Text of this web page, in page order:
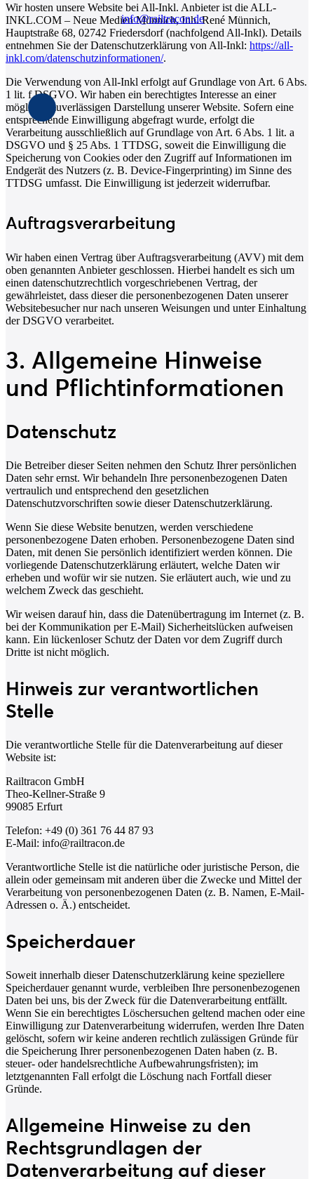
info@railtracon.de
Wir hosten unsere Website bei All-Inkl. Anbieter ist die ALL-
INKL.COM – Neue Medien Münnich, Inh. René Münnich,
Hauptstraße 68, 02742 Friedersdorf (nachfolgend All-Inkl). Details
entnehmen Sie der Datenschutzerklärung von All-Inkl: https://all-
inkl.com/datenschutzinformationen/.
Die Verwendung von All-Inkl erfolgt auf Grundlage von Art. 6 Abs.
1 lit. f DSGVO. Wir haben ein berechtigtes Interesse an einer
möglichst zuverlässigen Darstellung unserer Website. Sofern eine
entsprechende Einwilligung abgefragt wurde, erfolgt die
Verarbeitung ausschließlich auf Grundlage von Art. 6 Abs. 1 lit. a
DSGVO und § 25 Abs. 1 TTDSG, soweit die Einwilligung die
Speicherung von Cookies oder den Zugriff auf Informationen im
Endgerät des Nutzers (z. B. Device-Fingerprinting) im Sinne des
TTDSG umfasst. Die Einwilligung ist jederzeit widerrufbar.
Auftragsverarbeitung
Wir haben einen Vertrag über Auftragsverarbeitung (AVV) mit dem
oben genannten Anbieter geschlossen. Hierbei handelt es sich um
einen datenschutzrechtlich vorgeschriebenen Vertrag, der
gewährleistet, dass dieser die personenbezogenen Daten unserer
Websitebesucher nur nach unseren Weisungen und unter Einhaltung
der DSGVO verarbeitet.
3. Allgemeine Hinweise
und Pflicht­informationen
Datenschutz
Die Betreiber dieser Seiten nehmen den Schutz Ihrer persönlichen
Daten sehr ernst. Wir behandeln Ihre personenbezogenen Daten
vertraulich und entsprechend den gesetzlichen
Datenschutzvorschriften sowie dieser Datenschutzerklärung.
Wenn Sie diese Website benutzen, werden verschiedene
personenbezogene Daten erhoben. Personenbezogene Daten sind
Daten, mit denen Sie persönlich identifiziert werden können. Die
vorliegende Datenschutzerklärung erläutert, welche Daten wir
erheben und wofür wir sie nutzen. Sie erläutert auch, wie und zu
welchem Zweck das geschieht.
Wir weisen darauf hin, dass die Datenübertragung im Internet (z. B.
bei der Kommunikation per E-Mail) Sicherheitslücken aufweisen
kann. Ein lückenloser Schutz der Daten vor dem Zugriff durch
Dritte ist nicht möglich.
Hinweis zur verantwortlichen
Stelle
Die verantwortliche Stelle für die Datenverarbeitung auf dieser
Website ist:
Railtracon GmbH
Theo-Kellner-Straße 9
99085 Erfurt
Telefon: +49 (0) 361 76 44 87 93
E-Mail: info@railtracon.de
Verantwortliche Stelle ist die natürliche oder juristische Person, die
allein oder gemeinsam mit anderen über die Zwecke und Mittel der
Verarbeitung von personenbezogenen Daten (z. B. Namen, E-Mail-
Adressen o. Ä.) entscheidet.
Speicherdauer
Soweit innerhalb dieser Datenschutzerklärung keine speziellere
Speicherdauer genannt wurde, verbleiben Ihre personenbezogenen
Daten bei uns, bis der Zweck für die Datenverarbeitung entfällt.
Wenn Sie ein berechtigtes Löschersuchen geltend machen oder eine
Einwilligung zur Datenverarbeitung widerrufen, werden Ihre Daten
gelöscht, sofern wir keine anderen rechtlich zulässigen Gründe für
die Speicherung Ihrer personenbezogenen Daten haben (z. B.
steuer- oder handelsrechtliche Aufbewahrungsfristen); im
letztgenannten Fall erfolgt die Löschung nach Fortfall dieser
Gründe.
Allgemeine Hinweise zu den
Rechtsgrundlagen der
Datenverarbeitung auf dieser